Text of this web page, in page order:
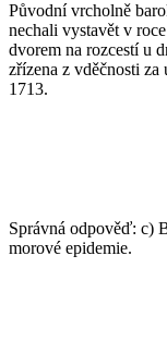
Původní vrcholně
nechali vystavět v
dvorem na rozcestí u
zřízena z vděčnosti za
1713.
Správná odpověď: c)
morové epidemie.